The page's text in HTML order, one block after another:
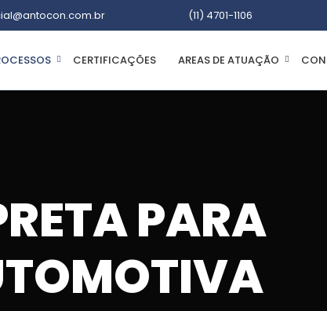
(11) 4701-1106
CERTIFICAÇÕES AREAS DE ATUAÇÃO
PARA